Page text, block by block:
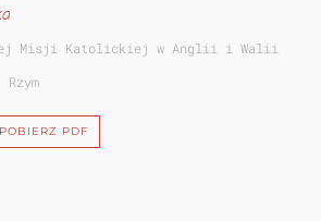
Misji Katolickiej w Anglii i Walii
Rzym
POBIERZ PDF